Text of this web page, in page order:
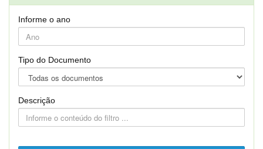
Informe o ano
Tipo do Documento
Descrição